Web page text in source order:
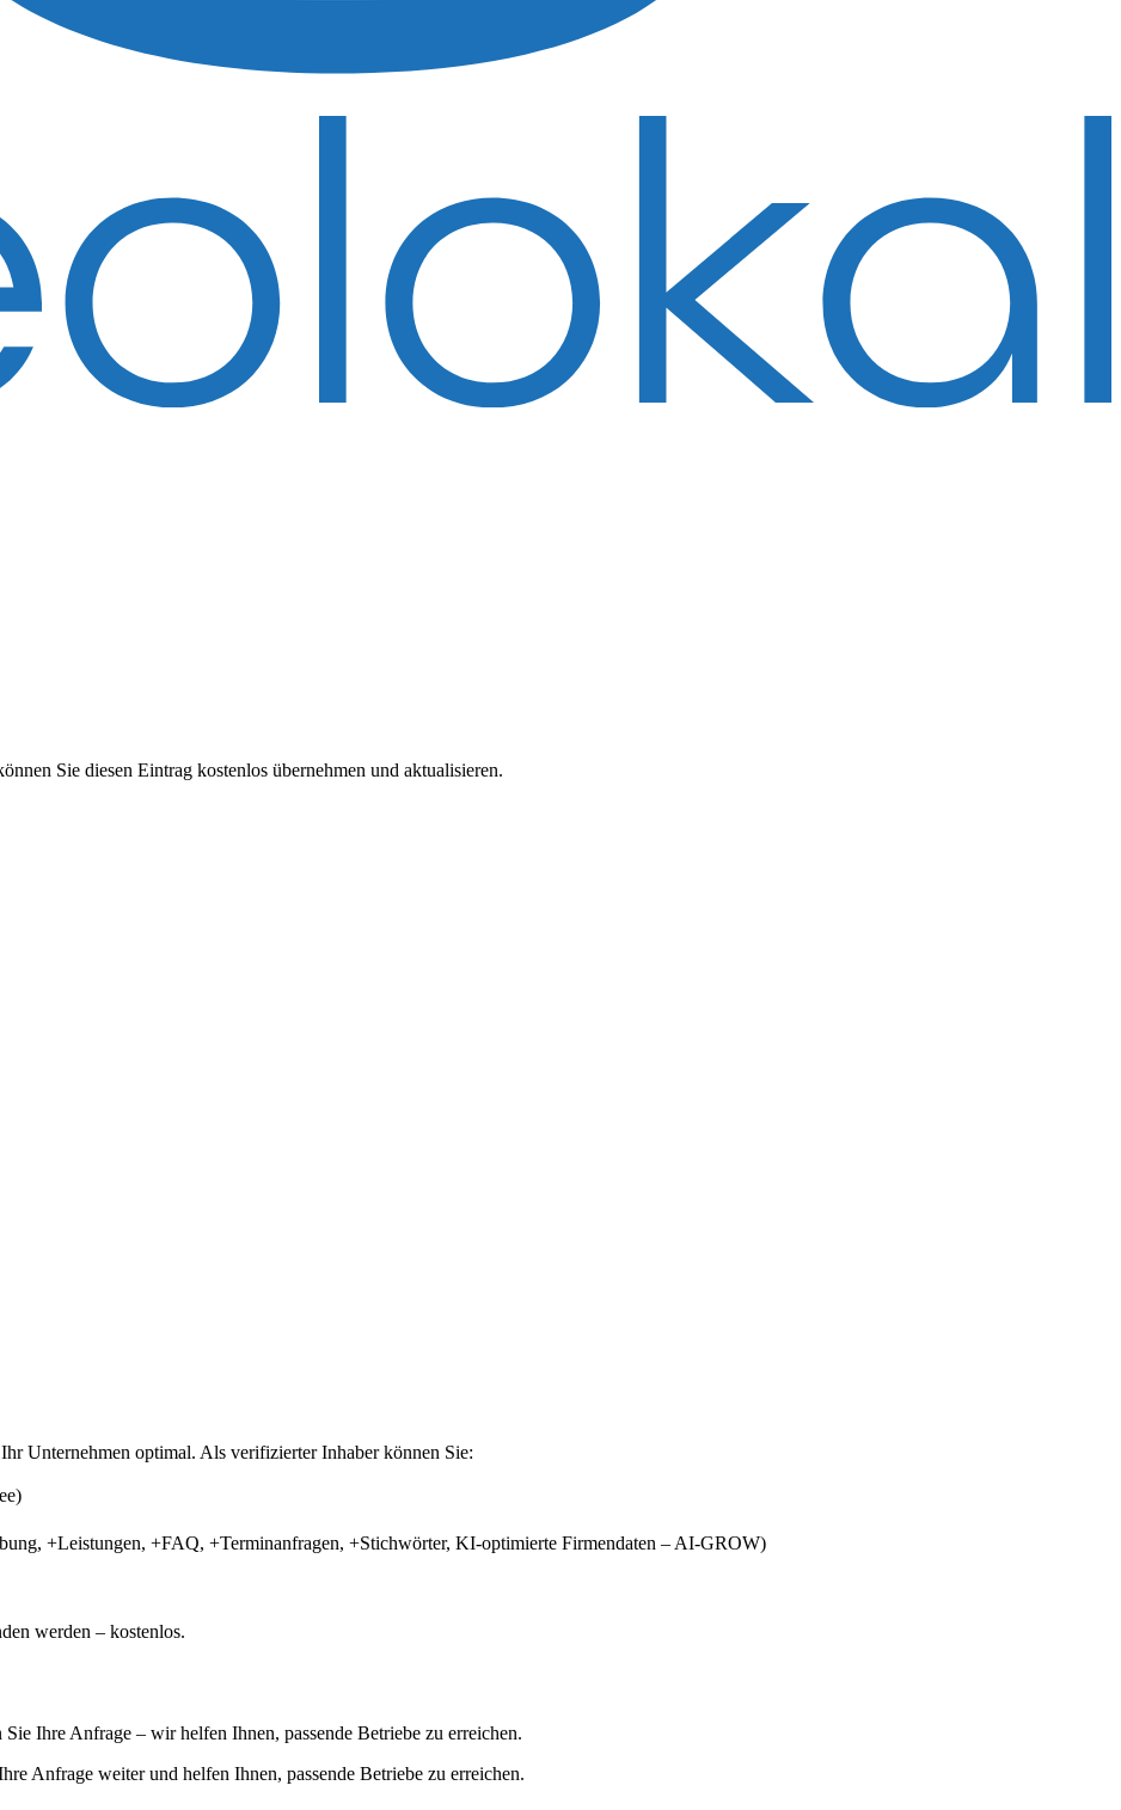
Sie diesen Eintrag kostenlos übernehmen und aktualisieren.
Unternehmen optimal. Als verifizierter Inhaber können Sie:
+Leistungen, +FAQ, +Terminanfragen, +Stichwörter, KI-optimierte Firmendaten – AI-GROW)
werden – kostenlos.
Ihre Anfrage – wir helfen Ihnen, passende Betriebe zu erreichen.
Anfrage weiter und helfen Ihnen, passende Betriebe zu erreichen.